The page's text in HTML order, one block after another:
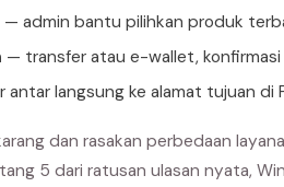
— admin bantu pilihkan produk
— transfer atau e-wallet, konfirmasi
antar langsung ke alamat tujuan di
dan rasakan perbedaan
5 dari ratusan ulasan nyata,